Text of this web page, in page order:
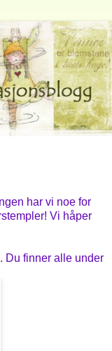
har vi noe for
Vi håper
Du finner alle under